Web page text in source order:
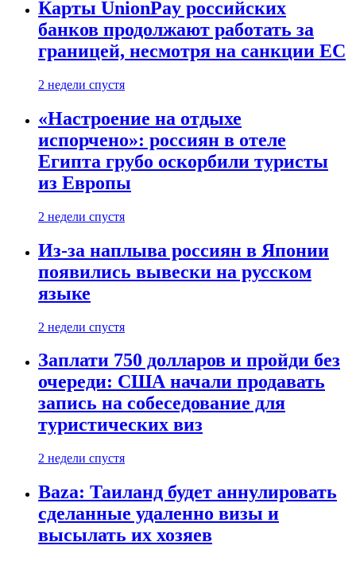
Карты UnionPay российских
банков продолжают работать за
границей, несмотря на санкции ЕС
2 недели спустя
«Настроение на отдыхе
испорчено»: россиян в отеле
Египта грубо оскорбили туристы
из Европы
2 недели спустя
Из-за наплыва россиян в Японии
появились вывески на русском
языке
2 недели спустя
Заплати 750 долларов и пройди без
очереди: США начали продавать
запись на собеседование для
туристических виз
2 недели спустя
Baza: Таиланд будет аннулировать
сделанные удаленно визы и
высылать их хозяев